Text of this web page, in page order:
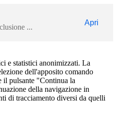
...
Apri
e statistici anonimizzati. La
dell'apposito comando
il pulsante "Continua la
della navigazione in
di tracciamento diversi da quelli